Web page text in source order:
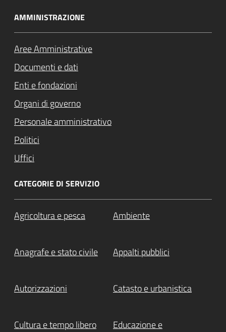
AMMINISTRAZIONE
Aree Amministrative
Documenti e dati
Enti e fondazioni
Organi di governo
Personale amministrativo
Politici
Uffici
CATEGORIE DI SERVIZIO
Agricoltura e pesca Ambiente
Anagrafe e stato civile Appalti pubblici
Autorizzazioni Catasto e urbanistica
Cultura e tempo libero
Educazione e